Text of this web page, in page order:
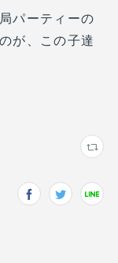
パーティーの
が、この子達